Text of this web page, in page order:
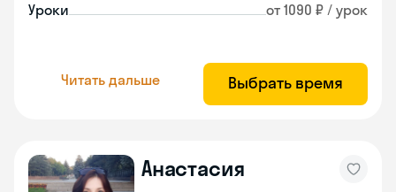
Уроки от 1090 ₽ / урок
Читать дальше Выбрать время
Анастасия